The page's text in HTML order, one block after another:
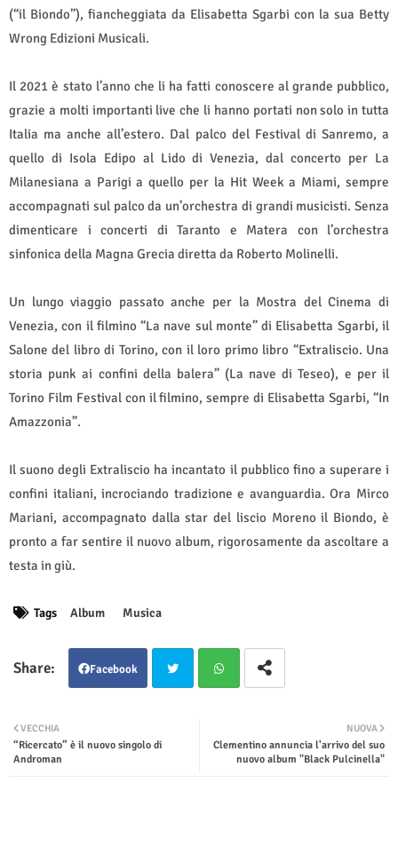
(“il Biondo”), fiancheggiata da Elisabetta Sgarbi con la sua Betty
Wrong Edizioni Musicali.
Il 2021 è stato l’anno che li ha fatti conoscere al grande pubblico,
grazie a molti importanti live che li hanno portati non solo in tutta
Italia ma anche all’estero. Dal palco del Festival di Sanremo, a
quello di Isola Edipo al Lido di Venezia, dal concerto per La
Milanesiana a Parigi a quello per la Hit Week a Miami, sempre
accompagnati sul palco da un’orchestra di grandi musicisti. Senza
dimenticare i concerti di Taranto e Matera con l’orchestra
sinfonica della Magna Grecia diretta da Roberto Molinelli.
Un lungo viaggio passato anche per la Mostra del Cinema di
Venezia, con il filmino “La nave sul monte” di Elisabetta Sgarbi, il
Salone del libro di Torino, con il loro primo libro “Extraliscio. Una
storia punk ai confini della balera” (La nave di Teseo), e per il
Torino Film Festival con il filmino, sempre di Elisabetta Sgarbi, “In
Amazzonia”.
Il suono degli Extraliscio ha incantato il pubblico fino a superare i
confini italiani, incrociando tradizione e avanguardia. Ora Mirco
Mariani, accompagnato dalla star del liscio Moreno il Biondo, è
pronto a far sentire il nuovo album, rigorosamente da ascoltare a
testa in giù.
Tags Album Musica
Facebook
tsap
NUOVA
Clementino annuncia l'arrivo del suo
nuovo album "Black Pulcinella"
VECCHIA
“Ricercato” è il nuovo singolo di
Androman